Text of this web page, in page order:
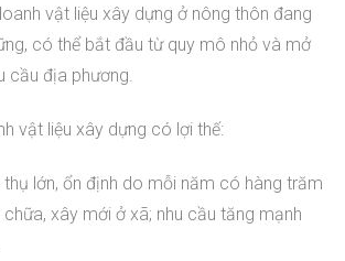
vật liệu xây dựng ở nông thôn đang
có thể bắt đầu từ quy mô nhỏ và mở
cầu địa phương.
vật liệu xây dựng có lợi thế:
lớn, ổn định do mỗi năm có hàng trăm
xây mới ở xã; nhu cầu tăng mạnh